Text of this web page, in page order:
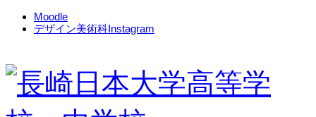
Moodle
デザイン美術科Instagram